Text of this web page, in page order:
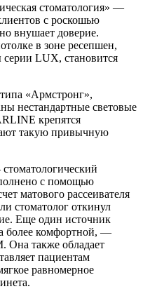
стоматология» —
с роскошью
внушает доверие.
в зоне ресепшен,
серии LUX, становится
«Армстронг»,
нестандартные световые
крепятся
такую привычную
с помощью
матового рассеивателя
стоматолог откинул
Еще один источник
более комфортной, —
Она также обладает
пациентам
равномерное